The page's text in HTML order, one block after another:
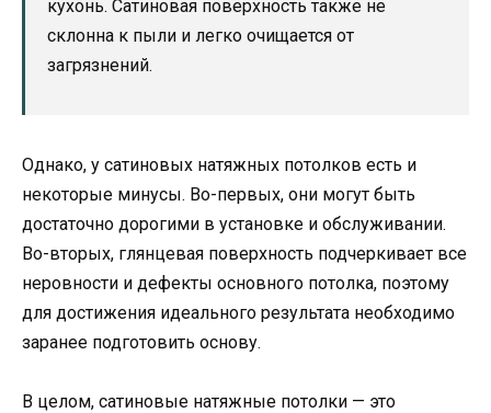
кухонь. Сатиновая поверхность также не
склонна к пыли и легко очищается от
загрязнений.
Однако, у сатиновых натяжных потолков есть и
некоторые минусы. Во-первых, они могут быть
достаточно дорогими в установке и обслуживании.
Во-вторых, глянцевая поверхность подчеркивает все
неровности и дефекты основного потолка, поэтому
для достижения идеального результата необходимо
заранее подготовить основу.
В целом, сатиновые натяжные потолки — это